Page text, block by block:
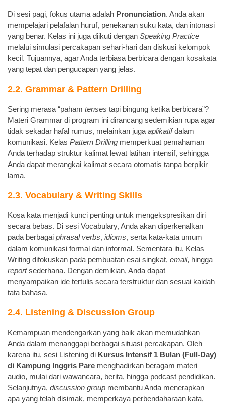
Di sesi pagi, fokus utama adalah Pronunciation. Anda akan
mempelajari pelafalan huruf, penekanan suku kata, dan intonasi
yang benar. Kelas ini juga diikuti dengan Speaking Practice
melalui simulasi percakapan sehari-hari dan diskusi kelompok
kecil. Tujuannya, agar Anda terbiasa berbicara dengan kosakata
yang tepat dan pengucapan yang jelas.
2.2. Grammar & Pattern Drilling
Sering merasa “paham tenses tapi bingung ketika berbicara”?
Materi Grammar di program ini dirancang sedemikian rupa agar
tidak sekadar hafal rumus, melainkan jugaaplikatifdalam
komunikasi. Kelas Pattern Drilling memperkuat pemahaman
Anda terhadap struktur kalimat lewat latihan intensif, sehingga
Anda dapat merangkai kalimat secara otomatis tanpa berpikir
lama.
2.3. Vocabulary & Writing Skills
Kosa kata menjadi kunci penting untuk mengekspresikan diri
secara bebas. Di sesi Vocabulary, Anda akan diperkenalkan
pada berbagai phrasal verbs, idioms, serta kata-kata umum
dalam komunikasi formal dan informal. Sementara itu, Kelas
Writing difokuskan pada pembuatan esai singkat, email, hingga
reportsederhana. Dengan demikian, Anda dapat
menyampaikan ide tertulis secara terstruktur dan sesuai kaidah
tata bahasa.
2.4. Listening & Discussion Group
Kemampuan mendengarkan yang baik akan memudahkan
Anda dalam menanggapi berbagai situasi percakapan. Oleh
karena itu, sesi Listening di Kursus Intensif 1 Bulan (Full-Day)
di Kampung Inggris Pare menghadirkan beragam materi
audio, mulai dari wawancara, berita, hingga podcast pendidikan.
Selanjutnya, discussion group membantu Anda menerapkan
apa yang telah disimak, memperkaya perbendaharaan kata,